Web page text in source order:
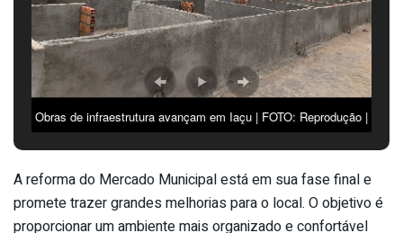
Obras de infraestrutura avançam em Iaçu | FOTO: Reprodução |
A reforma do Mercado Municipal está em sua fase final e
promete trazer grandes melhorias para o local. O objetivo é
proporcionar um ambiente mais organizado e confortável